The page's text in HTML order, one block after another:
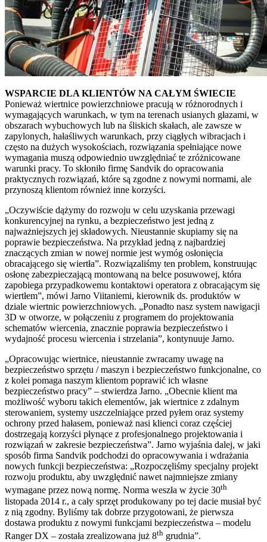
WSPARCIE DLA KLIENTÓW NA CAŁYM ŚWIECIE
Ponieważ wiertnice powierzchniowe pracują w różnorodnych i
wymagających warunkach, w tym na terenach usianych głazami, w
obszarach wybuchowych lub na śliskich skałach, ale zawsze w
zapylonych, hałaśliwych warunkach, przy ciągłych wibracjach i
często na dużych wysokościach, rozwiązania spełniające nowe
wymagania muszą odpowiednio uwzględniać te zróżnicowane
warunki pracy. To skłoniło firmę Sandvik do opracowania
praktycznych rozwiązań, które są zgodne z nowymi normami, ale
przynoszą klientom również inne korzyści.
„Oczywiście dążymy do rozwoju w celu uzyskania przewagi
konkurencyjnej na rynku, a bezpieczeństwo jest jedną z
najważniejszych jej składowych. Nieustannie skupiamy się na
poprawie bezpieczeństwa. Na przykład jedną z najbardziej
znaczących zmian w nowej normie jest wymóg osłonięcia
obracającego się wiertła”. Rozwiązaliśmy ten problem, konstruując
osłonę zabezpieczającą montowaną na belce posuwowej, która
zapobiega przypadkowemu kontaktowi operatora z obracającym się
wiertłem”, mówi Jarno Viitaniemi, kierownik ds. produktów w
dziale wiertnic powierzchniowych. „Ponadto nasz system nawigacji
3D w otworze, w połączeniu z programem do projektowania
schematów wiercenia, znacznie poprawia bezpieczeństwo i
wydajność procesu wiercenia i strzelania”, kontynuuje Jarno.
„Opracowując wiertnice, nieustannie zwracamy uwagę na
bezpieczeństwo sprzętu / maszyn i bezpieczeństwo funkcjonalne, co
z kolei pomaga naszym klientom poprawić ich własne
bezpieczeństwo pracy” – stwierdza Jarno. „Obecnie klient ma
możliwość wyboru takich elementów, jak wiertnice z zdalnym
sterowaniem, systemy uszczelniające przed pyłem oraz systemy
ochrony przed hałasem, ponieważ nasi klienci coraz częściej
dostrzegają korzyści płynące z profesjonalnego projektowania i
rozwiązań w zakresie bezpieczeństwa”. Jarno wyjaśnia dalej, w jaki
sposób firma Sandvik podchodzi do opracowywania i wdrażania
nowych funkcji bezpieczeństwa: „Rozpoczęliśmy specjalny projekt
rozwoju produktu, aby uwzględnić nawet najmniejsze zmiany
wymagane przez nową normę. Norma weszła w życie 30th
listopada 2014 r., a cały sprzęt produkowany po tej dacie musiał być
z nią zgodny. Byliśmy tak dobrze przygotowani, że pierwsza
dostawa produktu z nowymi funkcjami bezpieczeństwa – modelu
Ranger DX – została zrealizowana już 8th grudnia”.